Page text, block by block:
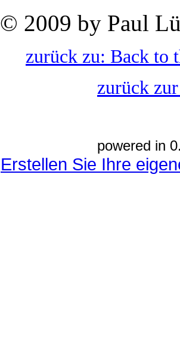
© 2009 by Paul
zurück zu: Back to
zurück
powered in
Erstellen Sie Ihre